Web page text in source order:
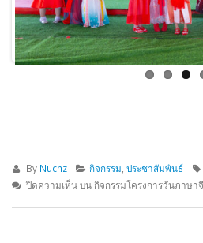
By Nuchz กิจกรรม,ประชาสัมพันธ์
ปิดความเห็นบน กิจกรรมโครงการวันภาษา